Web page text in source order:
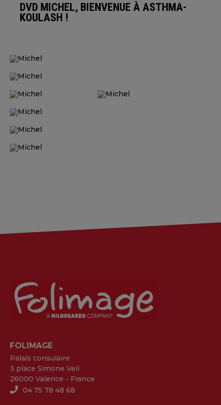
DVD MICHEL, BIENVENUE À ASTHMA-
KOULASH !
FOLIMAGE
Palais consulaire
3 place Simone Veil
26000 Valence - France
04 75 78 48 68